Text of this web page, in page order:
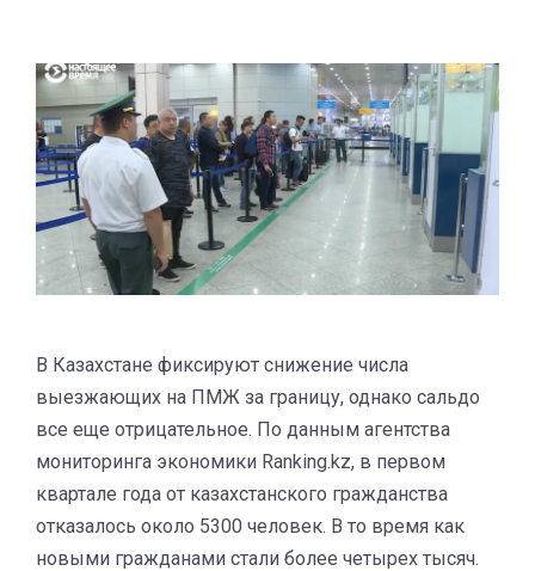
В Казахстане фиксируют снижение числа
выезжающих на ПМЖ за границу, однако сальдо
все еще отрицательное. По данным агентства
мониторинга экономики Ranking.kz, в первом
квартале года от казахстанского гражданства
отказалось около 5300 человек. В то время как
новыми гражданами стали более четырех тысяч.